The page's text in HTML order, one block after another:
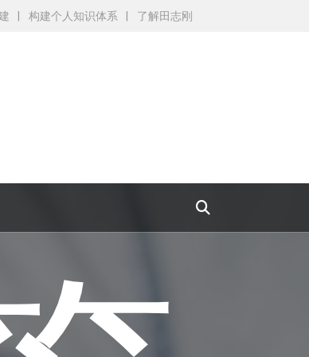
构建个人知识体系 了解田志刚